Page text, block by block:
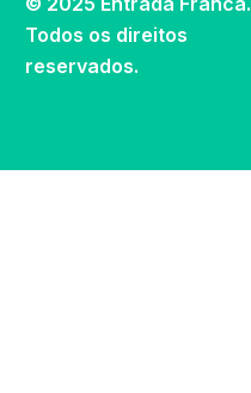
Todos os direitos
reservados.